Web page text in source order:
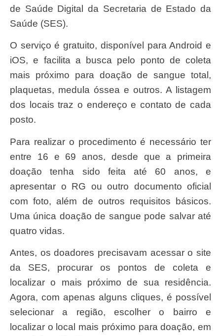
de Saúde Digital da Secretaria de Estado da
Saúde (SES).
O serviço é gratuito, disponível para Android e
iOS, e facilita a busca pelo ponto de coleta
mais próximo para doação de sangue total,
plaquetas, medula óssea e outros. A listagem
dos locais traz o endereço e contato de cada
posto.
Para realizar o procedimento é necessário ter
entre 16 e 69 anos, desde que a primeira
doação tenha sido feita até 60 anos, e
apresentar o RG ou outro documento oficial
com foto, além de outros requisitos básicos.
Uma única doação de sangue pode salvar até
quatro vidas.
Antes, os doadores precisavam acessar o site
da SES, procurar os pontos de coleta e
localizar o mais próximo de sua residência.
Agora, com apenas alguns cliques, é possível
selecionar a região, escolher o bairro e
localizar o local mais próximo para doação, em